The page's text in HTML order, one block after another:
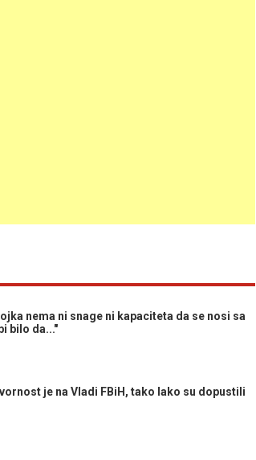
nema ni snage ni kapaciteta da se nosi sa
bilo da..."
je na Vladi FBiH, tako lako su dopustili